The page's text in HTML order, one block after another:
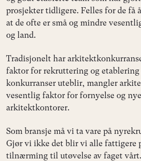
prosjekter tidligere. Felles for de få
at de ofte er små og mindre
og land.
Tradisjonelt har
faktor for rekruttering og
konkurranser uteblir, mangler
vesentlig faktor for fornyelse og
arkitektkontorer.
Som bransje må vi ta vare på
Gjør vi ikke det blir vi alle fattigere
tilnærming til utøvelse av faget